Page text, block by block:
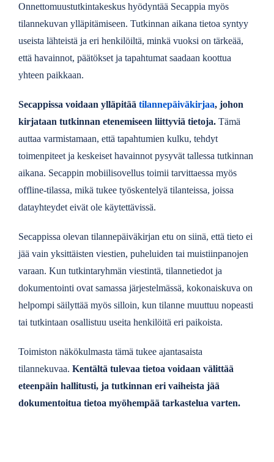
Onnettomuustutkintakeskus hyödyntää Secappia myös
tilannekuvan ylläpitämiseen. Tutkinnan aikana tietoa syntyy
useista lähteistä ja eri henkilöiltä, minkä vuoksi on tärkeää,
että havainnot, päätökset ja tapahtumat saadaan koottua
yhteen paikkaan.
Secappissa voidaan ylläpitää tilannepäiväkirjaa, johon
kirjataan tutkinnan etenemiseen liittyviä tietoja. Tämä
auttaa varmistamaan, että tapahtumien kulku, tehdyt
toimenpiteet ja keskeiset havainnot pysyvät tallessa tutkinnan
aikana. Secappin mobiilisovellus toimii tarvittaessa myös
offline-tilassa, mikä tukee työskentelyä tilanteissa, joissa
datayhteydet eivät ole käytettävissä.
Secappissa olevan tilannepäiväkirjan etu on siinä, että tieto ei
jää vain yksittäisten viestien, puheluiden tai muistiinpanojen
varaan. Kun tutkintaryhmän viestintä, tilannetiedot ja
dokumentointi ovat samassa järjestelmässä, kokonaiskuva on
helpompi säilyttää myös silloin, kun tilanne muuttuu nopeasti
tai tutkintaan osallistuu useita henkilöitä eri paikoista.
Toimiston näkökulmasta tämä tukee ajantasaista
tilannekuvaa. Kentältä tulevaa tietoa voidaan välittää
eteenpäin hallitusti, ja tutkinnan eri vaiheista jää
dokumentoitua tietoa myöhempää tarkastelua varten.